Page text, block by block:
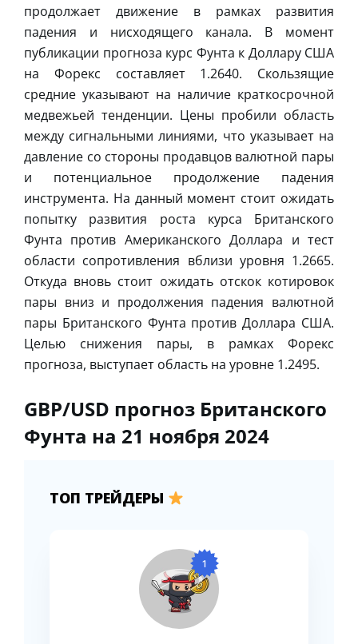
продолжает движение в рамках развития
падения и нисходящего канала. В момент
публикации прогноза курс Фунта к Доллару США
на Форекс составляет 1.2640. Скользящие
средние указывают на наличие краткосрочной
медвежьей тенденции. Цены пробили область
между сигнальными линиями, что указывает на
давление со стороны продавцов валютной пары
и потенциальное продолжение падения
инструмента. На данный момент стоит ожидать
попытку развития роста курса Британского
Фунта против Американского Доллара и тест
области сопротивления вблизи уровня 1.2665.
Откуда вновь стоит ожидать отскок котировок
пары вниз и продолжения падения валютной
пары Британского Фунта против Доллара США.
Целью снижения пары, в рамках Форекс
прогноза, выступает область на уровне 1.2495.
GBP/USD прогноз Британского
Фунта на 21 ноября 2024
ТОП ТРЕЙДЕРЫ
1